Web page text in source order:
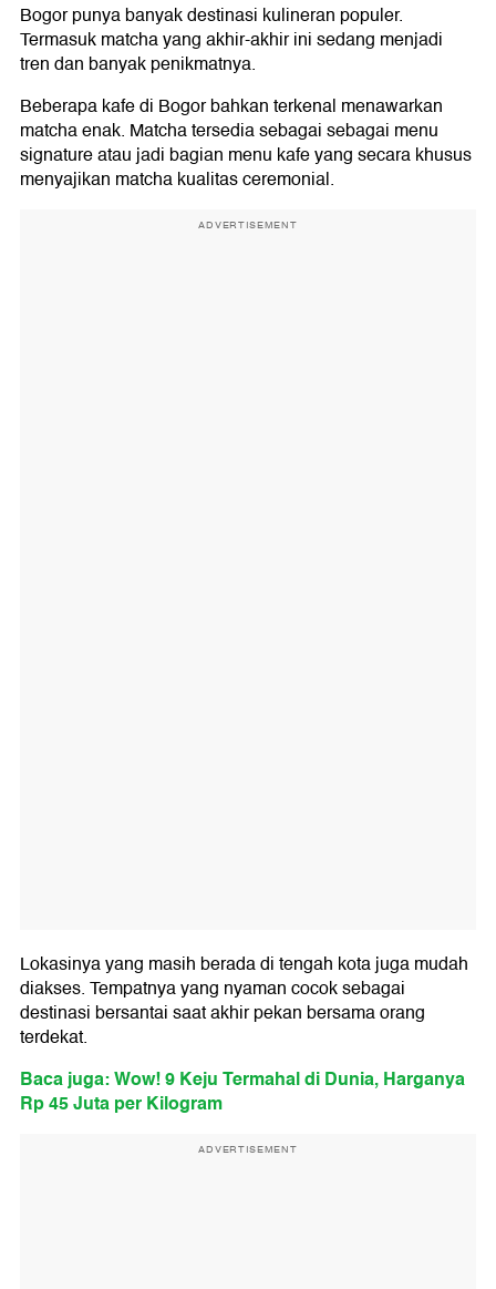
Bogor punya banyak destinasi kulineran populer.
Termasuk matcha yang akhir-akhir ini sedang menjadi
tren dan banyak penikmatnya.
Beberapa kafe di Bogor bahkan terkenal menawarkan
matcha enak. Matcha tersedia sebagai sebagai menu
signature atau jadi bagian menu kafe yang secara khusus
menyajikan matcha kualitas ceremonial.
ADVERTISEMENT
Lokasinya yang masih berada di tengah kota juga mudah
diakses. Tempatnya yang nyaman cocok sebagai
destinasi bersantai saat akhir pekan bersama orang
terdekat.
Baca juga: Wow! 9 Keju Termahal di Dunia, Harganya
Rp 45 Juta per Kilogram
ADVERTISEMENT